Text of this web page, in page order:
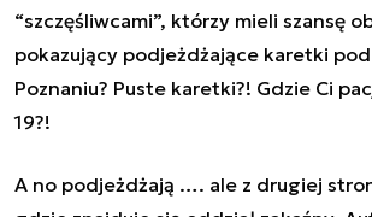
“szczęśliwcami”, którzy mieli szansę
pokazujący podjeżdżające karetki
Poznaniu? Puste karetki?! Gdzie Ci
19?!
A no podjeżdżają …. ale z drugiej